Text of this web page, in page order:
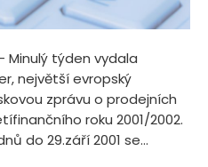
- Minulý týden vydala
největší evropský
zprávu o prodejních
roku 2001/2002.
do 29.září 2001 se...